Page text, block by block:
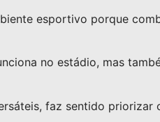
esportivo porque
no estádio, mas
faz sentido